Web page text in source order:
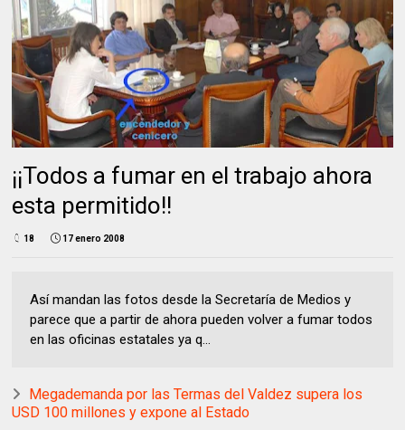
¡¡Todos a fumar en el trabajo ahora
esta permitido!!
18 17 enero 2008
Así mandan las fotos desde la Secretaría de Medios y
parece que a partir de ahora pueden volver a fumar todos
en las oficinas estatales ya q...
Megademanda por las Termas del Valdez supera los
USD 100 millones y expone al Estado